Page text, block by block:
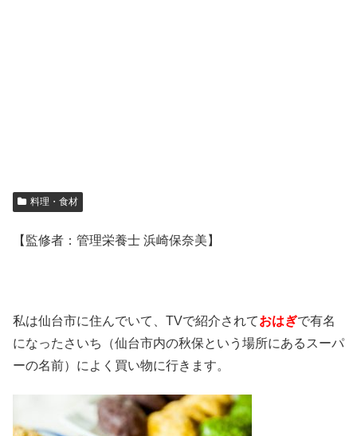
料理・食材
【監修者：管理栄養士 浜崎保奈美】
私は仙台市に住んでいて、TVで紹介されておはぎで有名
になったさいち（仙台市内の秋保という場所にあるスーパ
ーの名前）によく買い物に行きます。